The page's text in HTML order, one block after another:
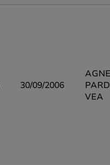
30/09/2006
VEA